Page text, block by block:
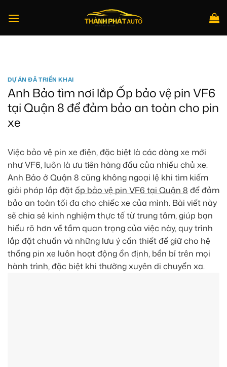
qua
DỰ ÁN ĐÃ TRIỂN KHAI
Anh Bảo tìm nơi lắp Ốp bảo vệ pin VF6
tại Quận 8 để đảm bảo an toàn cho pin
xe
Việc bảo vệ pin xe điện, đặc biệt là các dòng xe mới
như VF6, luôn là ưu tiên hàng đầu của nhiều chủ xe.
Anh Bảo ở Quận 8 cũng không ngoại lệ khi tìm kiếm
giải pháp lắp đặtốp bảo vệ pin VF6 tại Quận 8 để đảm
bảo an toàn tối đa cho chiếc xe của mình. Bài viết này
sẽ chia sẻ kinh nghiệm thực tế từ trung tâm, giúp bạn
hiểu rõ hơn về tầm quan trọng của việc này, quy trình
lắp đặt chuẩn và những lưu ý cần thiết để giữ cho hệ
thống pin xe luôn hoạt động ổn định, bền bỉ trên mọi
hành trình, đặc biệt khi thường xuyên di chuyển xa.